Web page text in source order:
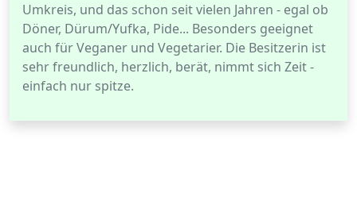
Umkreis, und das schon seit vielen Jahren - egal ob
Döner, Dürum/Yufka, Pide... Besonders geeignet
auch für Veganer und Vegetarier. Die Besitzerin ist
sehr freundlich, herzlich, berät, nimmt sich Zeit -
einfach nur spitze.